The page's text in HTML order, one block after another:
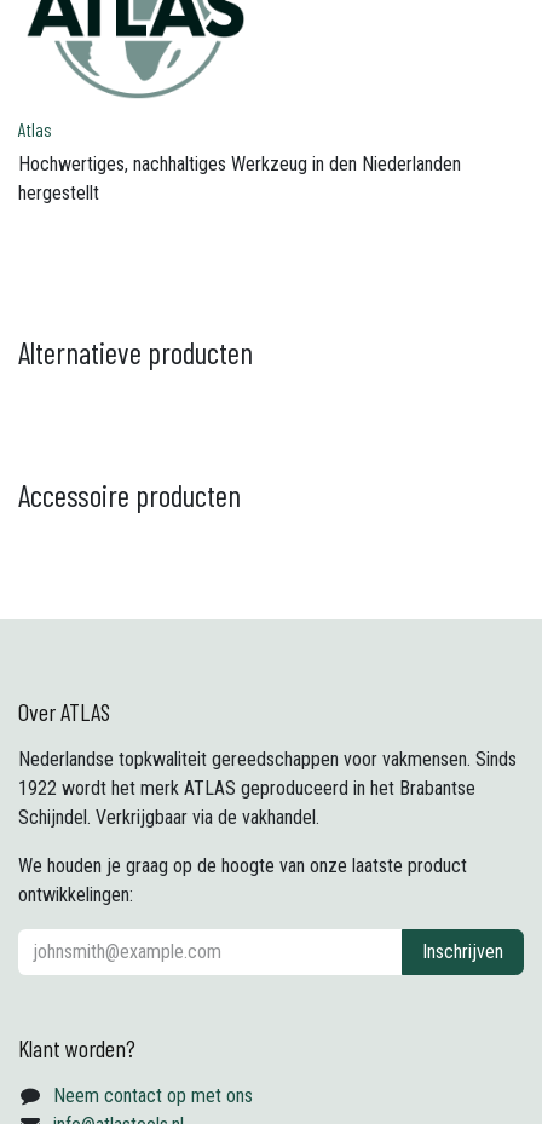
Atlas
Hochwertiges, nachhaltiges Werkzeug in den Niederlanden
hergestellt
Alternatieve producten
Accessoire producten
Over ATLAS
Nederlandse topkwaliteit gereedschappen voor vakmensen. Sinds
1922 wordt het merk ATLAS geproduceerd in het Brabantse
Schijndel. Verkrijgbaar via de vakhandel.
We houden je graag op de hoogte van onze laatste product
ontwikkelingen:
Inschrijven
Klant worden?
Neem contact op met ons